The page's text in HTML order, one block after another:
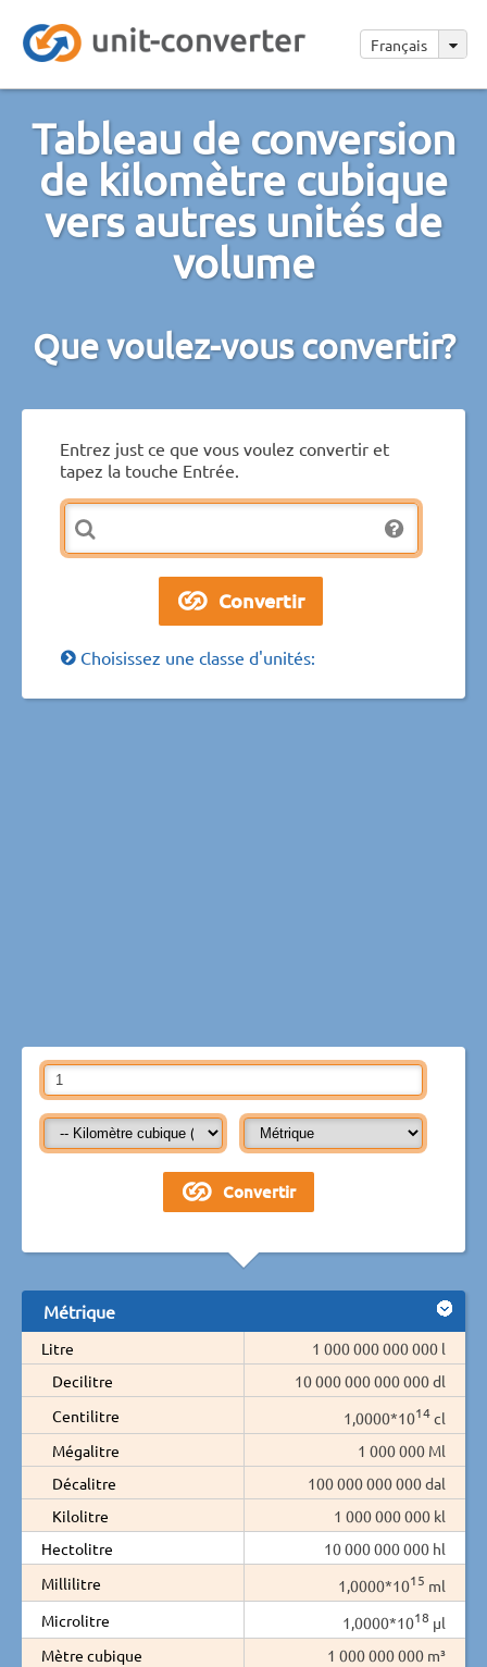
Français
Tableau de conversion
de kilomètre cubique
vers autres unités de
volume
Que voulez-vous convertir?
Entrez just ce que vous voulez convertir et
tapez la touche Entrée.
Choisissez une classe d'unités:
Métrique
Litre
1 000 000 000 000 l
Decilitre
10 000 000 000 000 dl
Centilitre
1,0000*1014cl
Mégalitre
1 000 000 Ml
Décalitre
100 000 000 000 dal
Kilolitre
1 000 000 000 kl
Hectolitre
10 000 000 000 hl
Millilitre
1,0000*1015 ml
Microlitre
1,0000*1018 µl
Mètre cubique
1 000 000 000 m³